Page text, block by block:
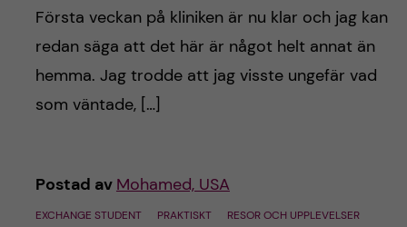
Första veckan på kliniken är nu klar och jag kan
redan säga att det här är något helt annat än
hemma. Jag trodde att jag visste ungefär vad
som väntade, […]
Postad av Mohamed, USA
EXCHANGE STUDENT PRAKTISKT RESOR OCH UPPLEVELSER